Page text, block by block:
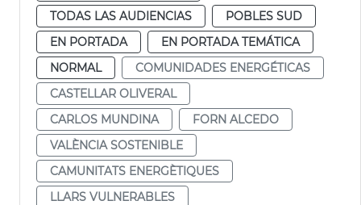
TODAS LAS AUDIENCIAS
POBLES SUD
EN PORTADA
EN PORTADA TEMÁTICA
NORMAL
COMUNIDADES ENERGÉTICAS
CASTELLAR OLIVERAL
CARLOS MUNDINA
FORN ALCEDO
VALÈNCIA SOSTENIBLE
CAMUNITATS ENERGÈTIQUES
LLARS VULNERABLES